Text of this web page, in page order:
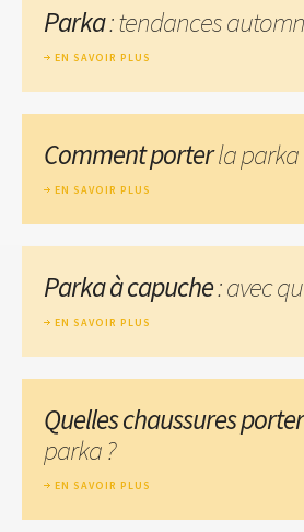
Parka: tendances
EN SAVOIR PLUS
Comment porterla
EN SAVOIR PLUS
Parka à capuche: avec
EN SAVOIR PLUS
Quelles chaussures
parka ?
EN SAVOIR PLUS